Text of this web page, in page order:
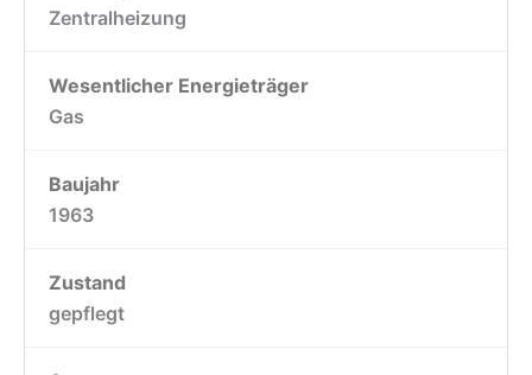
Zentralheizung
Wesentlicher Energieträger
Gas
Baujahr
1963
Zustand
gepflegt